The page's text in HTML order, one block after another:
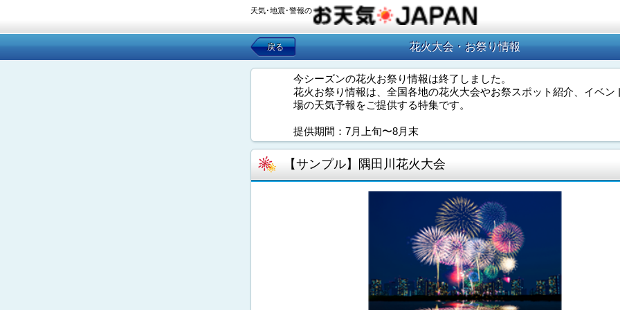
天気･地震･警報の
戻る 花火大会・お祭り情報
今シーズンの花火お祭り情報は終了しました。
花火お祭り情報は、全国各地の花火大会やお祭スポット紹介、イベン
場の天気予報をご提供する特集です。
提供期間：7月上旬〜8月末
【サンプル】隅田川花火大会